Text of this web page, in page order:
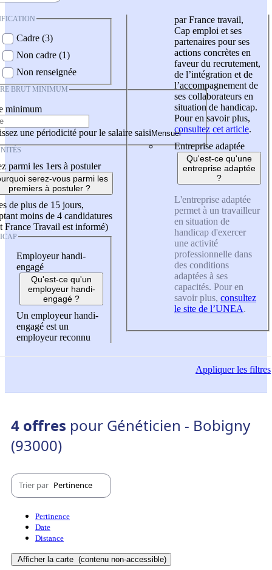
Cadre (3)
Non cadre (1)
Non renseignée
BRUT MINIMUM
minimum
une périodicité pour le salaire saisi
parmi les 1ers à postuler
serez-vous parmi les
premiers à postuler ?
de plus de 15 jours,
moins de 4 candidatures
France Travail est informé)
Employeur handi-
engagé
Qu'est-ce qu'un
employeur handi-
engagé ?
Un employeur handi-
engagé est un
employeur reconnu
par France travail,
Cap emploi et ses
partenaires pour ses
actions concrètes en
faveur du recrutement,
de l’intégration et de
l’accompagnement de
ses collaborateurs en
situation de handicap.
Pour en savoir plus,
consultez cet article.
Entreprise adaptée
Qu'est-ce qu'une
entreprise adaptée
?
L'entreprise adaptée
permet à un travailleur
en situation de
handicap d'exercer
une activité
professionnelle dans
des conditions
adaptées à ses
capacités. Pour en
savoir plus, consultez
le site de l’UNEA.
Appliquerles filtres
4 offres pour Généticien - Bobigny
(93000)
Trier par Pertinence
Pertinence
Date
Distance
Afficher la carte (contenu non-accessible)